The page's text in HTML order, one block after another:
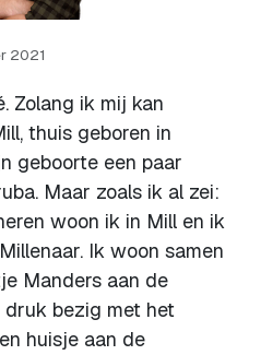
2021
Zolang ik mij kan
thuis geboren in
geboorte een paar
Maar zoals ik al zei:
woon ik in Mill en ik
Ik woon samen
Manders aan de
bezig met het
huisje aan de